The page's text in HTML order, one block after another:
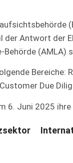
der Antwort der
(AMLA)
Due
6. Juni 2025